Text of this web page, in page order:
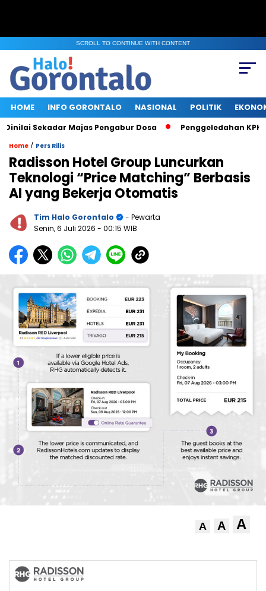
SCROLL TO CONTINUE WITH CONTENT
HOME INFO GORONTALO NASIONAL POLITIK
Sekadar Majas Pengabur Dosa Penggeledahan KPK di
Home / Pers Rilis
Radisson Hotel Group Luncurkan
Teknologi “Price Matching” Berbasis
AI yang Bekerja Otomatis
Tim Halo Gorontalo
- Pewarta
Senin, 6 Juli 2026 - 00:15 WIB
A A A